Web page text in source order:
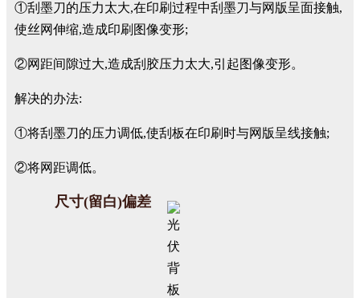
①刮墨刀的压力太大,在印刷过程中刮墨刀与网版呈面接触,
使丝网伸缩,造成印刷图像变形;
②网距间隙过大,造成刮胶压力太大,引起图像变形。
解决的办法:
①将刮墨刀的压力调低,使刮板在印刷时与网版呈线接触;
②将网距调低。
尺寸(留白)偏差